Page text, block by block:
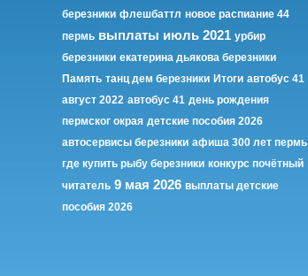
березники флешбаттл новое распиание 44
пермь выплаты июль 2021 урбир
березники екатерина дьякова березники
Память танц дем березники Итоги автобус 41
август 2022 автобус 41 день рождения
пермског окрая детские пособия 2026
автосервисы березники афиша 300 лет пермь
где купить рыбу березники конкурс почётный
читатель 9 мая 2026 выплаты детские
пособия 2026